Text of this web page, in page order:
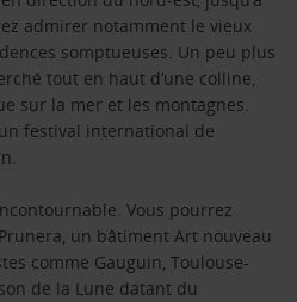
admirer notamment le vieux
somptueuses. Un peu plus
tout en haut d’une colline,
sur la mer et les montagnes.
festival international de
Vous pourrez
un bâtiment Art nouveau
comme Gauguin, Toulouse-
de la Lune datant du